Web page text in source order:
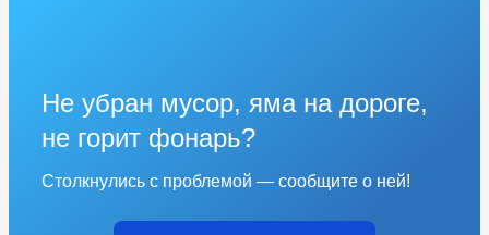
Не убран мусор, яма на дороге,
не горит фонарь?
Столкнулись с проблемой — сообщите о ней!